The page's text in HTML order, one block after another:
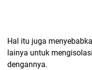
Hal itu juga
lainya untuk
dengannya.